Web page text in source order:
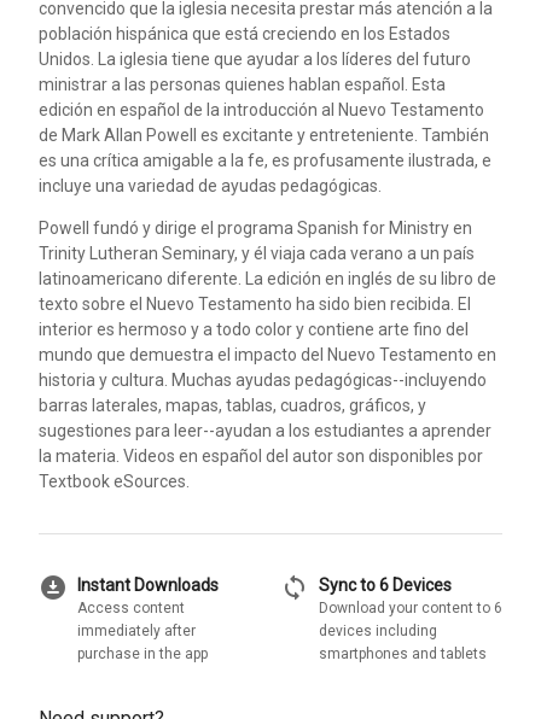
convencido que la iglesia necesita prestar más atención a la
población hispánica que está creciendo en los Estados
Unidos. La iglesia tiene que ayudar a los líderes del futuro
ministrar a las personas quienes hablan español. Esta
edición en español de la introducción al Nuevo Testamento
de Mark Allan Powell es excitante y entreteniente. También
es una crítica amigable a la fe, es profusamente ilustrada, e
incluye una variedad de ayudas pedagógicas.
Powell fundó y dirige el programa Spanish for Ministry en
Trinity Lutheran Seminary, y él viaja cada verano a un país
latinoamericano diferente. La edición en inglés de su libro de
texto sobre el Nuevo Testamento ha sido bien recibida. El
interior es hermoso y a todo color y contiene arte fino del
mundo que demuestra el impacto del Nuevo Testamento en
historia y cultura. Muchas ayudas pedagógicas--incluyendo
barras laterales, mapas, tablas, cuadros, gráficos, y
sugestiones para leer--ayudan a los estudiantes a aprender
la materia. Videos en español del autor son disponibles por
Textbook eSources.
download_for_offline Instant Downloads
Access content
immediately after
purchase in the app
sync Sync to 6 Devices
Download your content to 6
devices including
smartphones and tablets